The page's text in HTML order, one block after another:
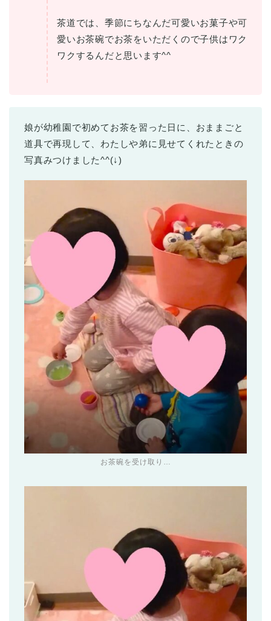
茶道では、季節にちなんだ可愛いお菓子や可
愛いお茶碗でお茶をいただくので子供はワク
ワクするんだと思います^^
娘が幼稚園で初めてお茶を習った日に、おままごと
道具で再現して、わたしや弟に見せてくれたときの
写真みつけました^^(↓)
お茶碗を受け取り…